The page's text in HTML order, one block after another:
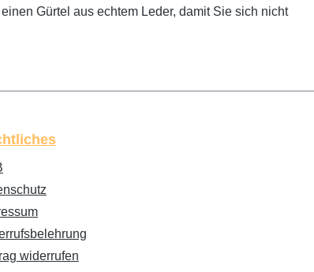
Gürtel aus echtem Leder, damit Sie sich nicht
widerrufen